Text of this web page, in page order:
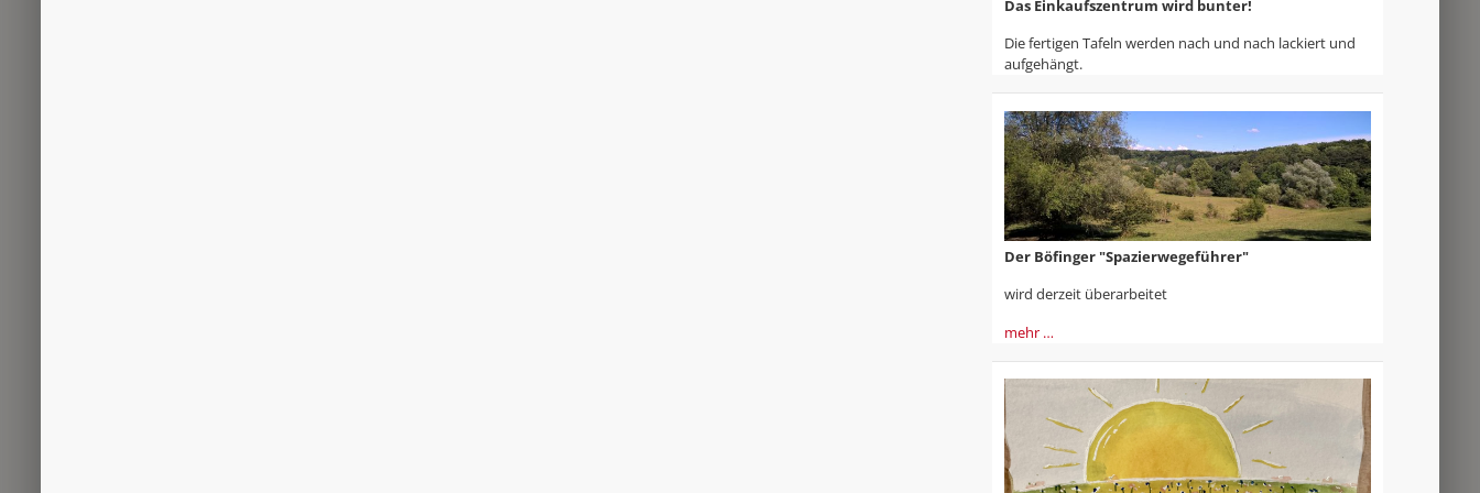
Das Einkaufszentrum wird bunter!
Die fertigen Tafeln werden nach und nach lackiert und
aufgehängt.
Der Böfinger "Spazierwegeführer"
wird derzeit überarbeitet
mehr …